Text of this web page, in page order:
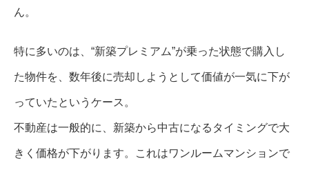
ん。
特に多いのは、“新築プレミアム”が乗った状態で購入し
た物件を、数年後に売却しようとして価値が一気に下が
っていたというケース。
不動産は一般的に、新築から中古になるタイミングで大
きく価格が下がります。これはワンルームマンションで